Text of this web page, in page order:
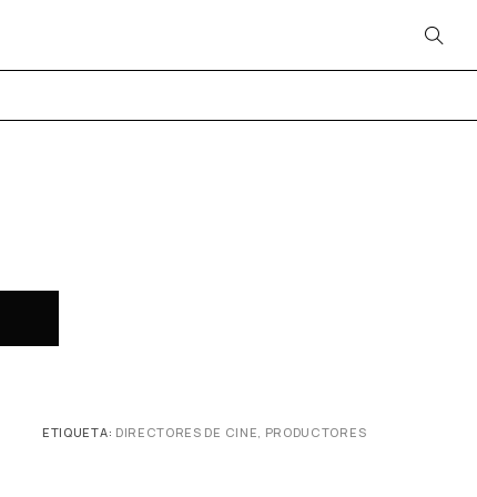
ETIQUETA: DIRECTORES DE CINE, PRODUCTORES